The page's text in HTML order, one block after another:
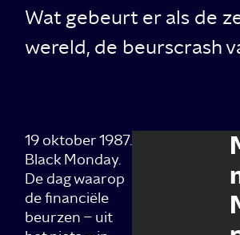
Wat gebeurt er als de
wereld, de beurscrash
19 oktober 1987.
Black Monday.
De dag waarop
de financiële
beurzen – uit